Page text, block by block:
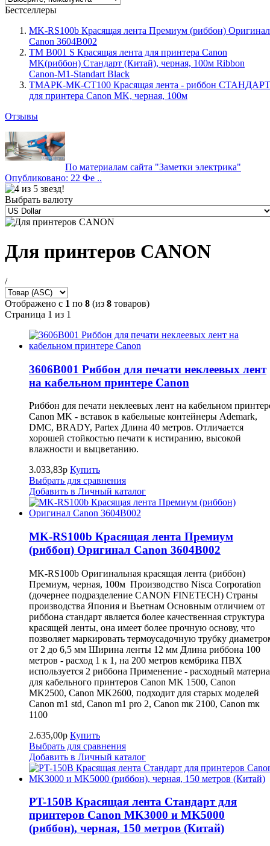
Бестселлеры
MK-RS100b Красящая лента Премиум (риббон) Оригинал
Canon 3604B002
TM B001 S Красящая лента для принтера Canon
MK(риббон) Стандарт (Китай), черная, 100м Ribbon
Canon-M1-Standart Black
ТМАРК-МК-СТ100 Красящая лента - риббон СТАНДАРТ
для принтера Canon MK, черная, 100м
Отзывы
По материалам сайта "Заметки электрика"
Опубликовано: 22 Фе ..
Выбрать валюту
Для принтеров CANON
/
Отображено с 1 по 8 (из 8 товаров)
Страница 1 из 1
3606B001 Риббон для печати неклеевых лент
на кабельном принтере Canon
Риббон для печати неклеевых лент на кабельном
Canon MK - вставок в кабельные контейнеры Ademark,
DMC, BRADY, Partex Длина 40 метров. Отличается
хорошей стойкостью печати к истиранию, высокой
влажности и выцветанию.
3.033,83р Купить
Выбрать для сравнения
Добавить в Личный каталог
MK-RS100b Красящая лента Премиум
(риббон) Оригинал Canon 3604B002
MK-RS100b Оригинальная красящая лента (риббон)
Премиум, черная, 100м Производство Nisca Corporation
(дочернее подразделение CANON FINETECH) Страны
производства Япония и Вьетнам Основным отличием от
риббона стандарт является более качественная структура
красящей ленты, она имеет более прочную основу, что
позволяет маркировать термоусадочную трубку
от 2 до 6,5 мм Ширина ленты 12 мм Длина риббона 100
метров - расход 1 к 1, на 200 метров кембрика ПВХ
используется 2 риббона Применение - расходный
для кабельного принтеров Canon MK 1500, Canon
MK2500, Canon MK2600, подходит для старых моделей
Canon m1 std, Canon m1 pro 2, Canon mк 2100, Canon mк
1100
2.635,00р Купить
Выбрать для сравнения
Добавить в Личный каталог
PT-150B Красящая лента Стандарт для
принтеров Canon MK3000 и MK5000
(риббон), черная, 150 метров (Китай)